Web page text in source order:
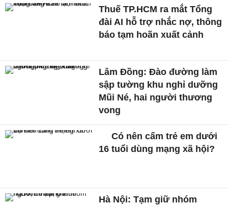
Thuế TP.HCM ra mắt Tổng
đài AI hỗ trợ nhắc nợ, thông
báo tạm hoãn xuất cảnh
Lâm Đồng: Đào đường làm
sập tường khu nghỉ dưỡng
Mũi Né, hai người thương
vong
Có nên cấm trẻ em dưới
16 tuổi dùng mạng xã hội?
Hà Nội: Tạm giữ nhóm